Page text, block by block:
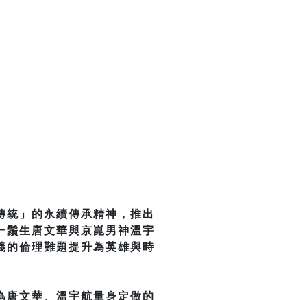
」的永續傳承精神，推出
鬚生唐文華與京崑男神溫宇
的倫理難題提升為英雄與時
唐文華、溫宇航量身定做的